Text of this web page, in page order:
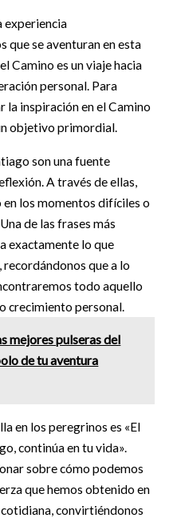
experiencia
que se aventuran en esta
Camino es un viaje hacia
personal. Para
la inspiración en el Camino
objetivo primordial.
son una fuente
A través de ellas,
los momentos difíciles o
de las frases más
exactamente lo que
recordándonos que a lo
todo aquello
crecimiento personal.
mejores pulseras del
de tu aventura
en los peregrinos es «El
continúa en tu vida».
sobre cómo podemos
que hemos obtenido en
convirtiéndonos